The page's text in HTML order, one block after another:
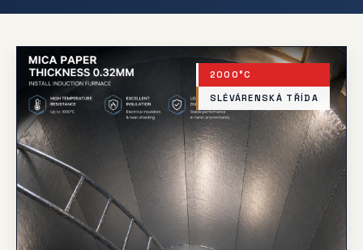
2000°C
SLÉVÁRENSKÁ TŘÍDA